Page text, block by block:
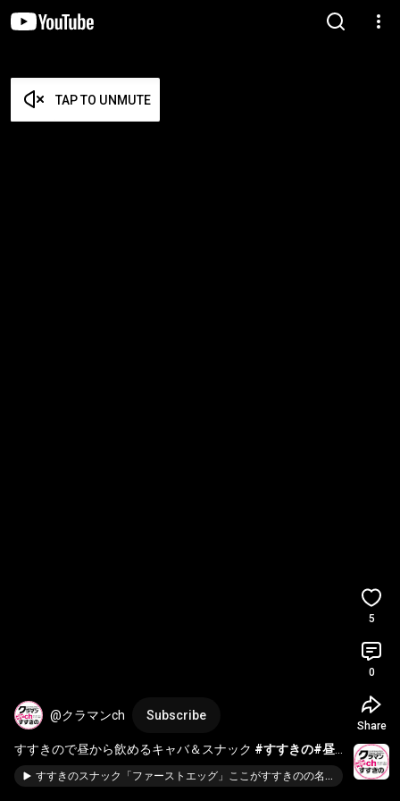
TAP TO UNMUTE
@クラマンch Subscribe
すすきので昼から飲めるキャバ＆スナック #すすきの#昼
キャバ
すすきのスナック「ファーストエッグ」ここがすすきのの名所？ #すすきの#スナック
5
0
Share